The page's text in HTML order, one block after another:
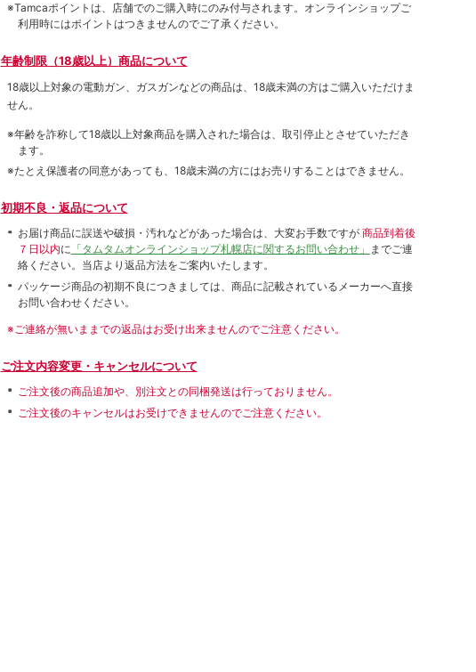
※Tamcaポイントは、店舗でのご購⼊時にのみ付与されます。オンラインショップご
利用時にはポイントはつきませんのでご了承ください。
年齢制限（18歳以上）商品について
18歳以上対象の電動ガン、ガスガンなどの商品は、18歳未満の方はご購入いただけま
せん。
※年齢を詐称して18歳以上対象商品を購入された場合は、取引停止とさせていただき
ます。
※たとえ保護者の同意があっても、18歳未満の方にはお売りすることはできません。
初期不良・返品について
お届け商品に誤送や破損・汚れなどがあった場合は、大変お手数ですが 商品到着後
７日以内に 「タムタムオンラインショップ札幌店に関するお問い合わせ」 までご連
絡ください。当店より返品方法をご案内いたします。
パッケージ商品の初期不良につきましては、商品に記載されているメーカーへ直接
お問い合わせください。
※ご連絡が無いままでの返品はお受け出来ませんのでご注意ください。
ご注文内容変更・キャンセルについて
ご注文後の商品追加や、別注文との同梱発送は行っておりません。
ご注文後のキャンセルはお受けできませんのでご注意ください。